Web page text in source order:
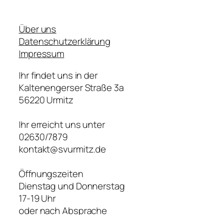
Über uns
Datenschutzerklärung
Impressum
Ihr findet uns in der
Kaltenengerser Straße 3a
56220 Urmitz
Ihr erreicht uns unter
02630/7879
kontakt@svurmitz.de
Öffnungszeiten
Dienstag und Donnerstag
17-19 Uhr
oder nach Absprache